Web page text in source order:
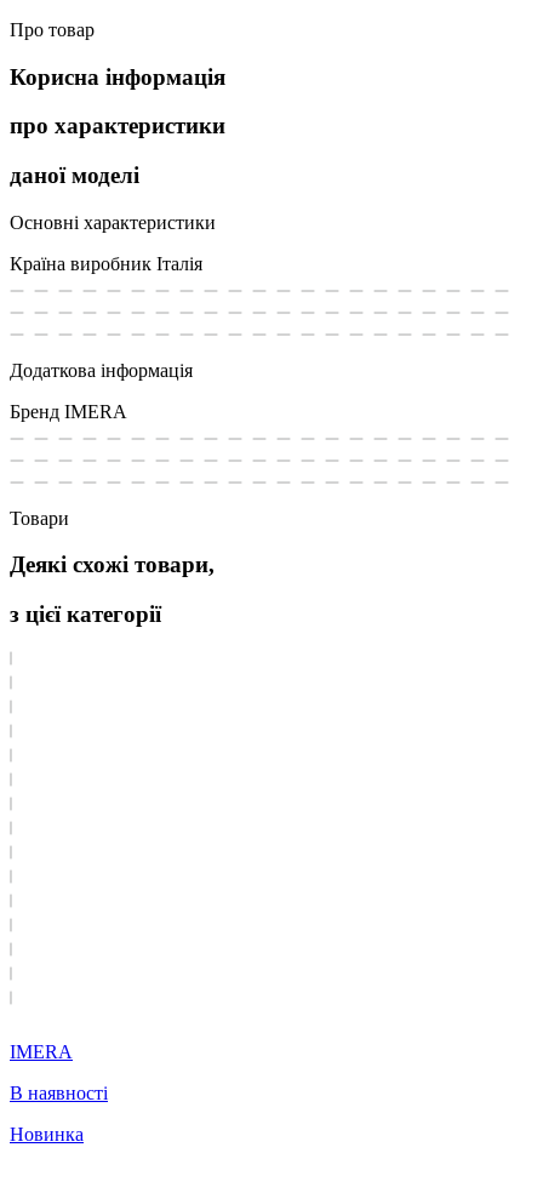
Про товар
Корисна інформація
про характеристики
даної моделі
Основні характеристики
Країна виробник Італія
Додаткова інформація
Бренд IMERA
Товари
Деякі схожі товари,
з цієї категорії
IMERA
В наявності
Новинка